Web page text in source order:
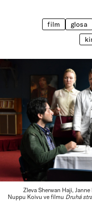
film glosa
Zleva Sherwan Haji,
Nuppu Koivu ve filmu Druhá